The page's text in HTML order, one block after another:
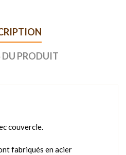
DU PRODUIT
couvercle.
fabriqués en acier